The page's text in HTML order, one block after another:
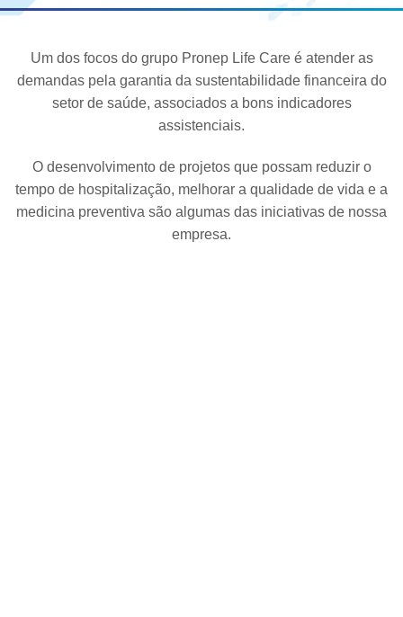
Um dos focos do grupo Pronep Life Care é atender as
demandas pela garantia da sustentabilidade financeira do
setor de saúde, associados a bons indicadores
assistenciais.
O desenvolvimento de projetos que possam reduzir o
tempo de hospitalização, melhorar a qualidade de vida e a
medicina preventiva são algumas das iniciativas de nossa
empresa.